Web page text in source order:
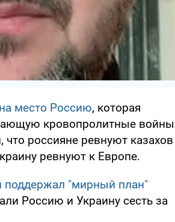
место Россию, которая
кровопролитные войны
что россияне ревнуют казахов
ревнуют к Европе.
поддержал "мирный план"
Россию и Украину сесть за